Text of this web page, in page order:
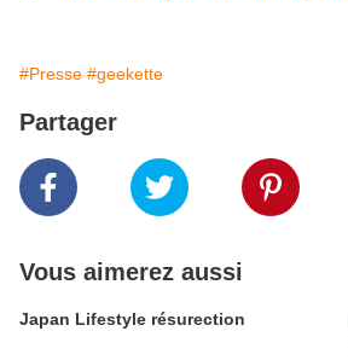
#Presse #geekette
Partager
Vous aimerez aussi
Japan Lifestyle résurection